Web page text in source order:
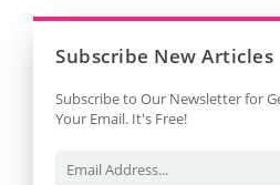
Subscribe New Articles
Subscribe to Our Newsletter for
Your Email. It's Free!